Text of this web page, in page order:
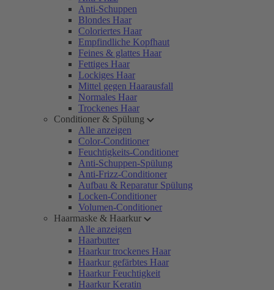
Anti-Schuppen
Blondes Haar
Coloriertes Haar
Empfindliche Kopfhaut
Feines & glattes Haar
Fettiges Haar
Lockiges Haar
Mittel gegen Haarausfall
Normales Haar
Trockenes Haar
Conditioner & Spülung
Alle anzeigen
Color-Conditioner
Feuchtigkeits-Conditioner
Anti-Schuppen-Spülung
Anti-Frizz-Conditioner
Aufbau & Reparatur Spülung
Locken-Conditioner
Volumen-Conditioner
Haarmaske & Haarkur
Alle anzeigen
Haarbutter
Haarkur trockenes Haar
Haarkur gefärbtes Haar
Haarkur Feuchtigkeit
Haarkur Keratin